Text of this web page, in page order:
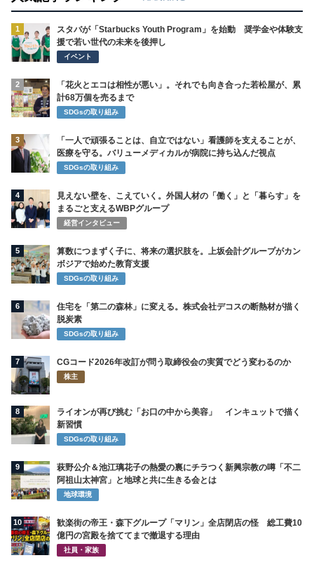
1
スタバが「Starbucks Youth Program」を始動 奨学金や体験支
援で若い世代の未来を後押し
イベント
2
「花火とエコは相性が悪い」。それでも向き合った若松屋が、累
計68万個を売るまで
SDGsの取り組み
3
「一人で頑張ることは、自立ではない」看護師を支えることが、
医療を守る。バリューメディカルが病院に持ち込んだ視点
SDGsの取り組み
4
見えない壁を、こえていく。外国人材の「働く」と「暮らす」を
まるごと支えるWBPグループ
経営インタビュー
5
算数につまずく子に、将来の選択肢を。上坂会計グループがカン
ボジアで始めた教育支援
SDGsの取り組み
6
住宅を「第二の森林」に変える。株式会社デコスの断熱材が描く
脱炭素
SDGsの取り組み
7 CGコード2026年改訂が問う取締役会の実質でどう変わるのか
株主
8
ライオンが再び挑む「お口の中から美容」 インキュットで描く
新習慣
SDGsの取り組み
9
萩野公介＆池江璃花子の熱愛の裏にチラつく新興宗教の噂「不二
阿祖山太神宮」と地球と共に生きる会とは
地球環境
10
歓楽街の帝王・森下グループ「マリン」全店閉店の怪 総工費10
億円の宮殿を捨ててまで撤退する理由
社員・家族